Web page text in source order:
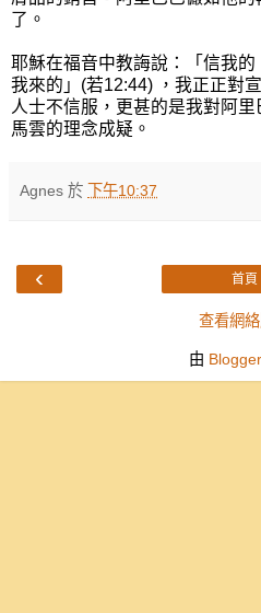
了。
耶穌在福音中教誨說：「信我
我來的」(若12:44) ，我正正對
人士不信服，更甚的是我對阿
馬雲的理念成疑。
Agnes 於 下午10:37
‹ 首頁
查看網
由 Blogger